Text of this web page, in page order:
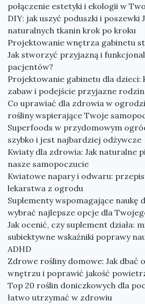
połączenie estetyki i ekologii w
DIY: jak uszyć poduszki i poszewki
naturalnych tkanin krok po kroku
Projektowanie wnętrza gabinetu
Jak stworzyć przyjazną i
pacjentów?
Projektowanie gabinetu dla dzieci:
zabaw i podejście przyjazne
Co uprawiać dla zdrowia w
rośliny wspierające Twoje
Superfoods w przydomowym
szybko i jest najbardziej odżywcze
Kwiaty dla zdrowia: Jak naturalne
nasze samopoczucie
Kwiatowe napary i odwaru:
lekarstwa z ogrodu
Suplementy wspomagające naukę
wybrać najlepsze opcje dla
Jak ocenić, czy suplement działa:
subiektywne wskaźniki poprawy
ADHD
Zdrowe rośliny domowe: Jak dbać
wnętrzu i poprawić jakość
Top 20 roślin doniczkowych dla
łatwo utrzymać w zdrowiu